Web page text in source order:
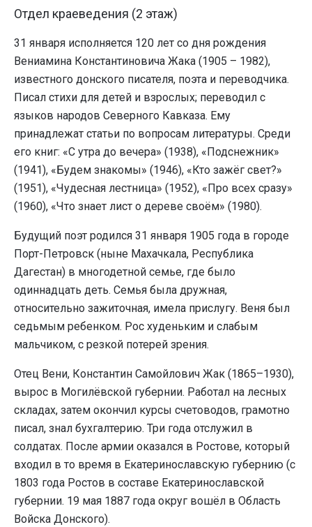
Отдел краеведения (2 этаж)
31 января исполняется 120 лет со дня рождения
Вениамина Константиновича Жака (1905 – 1982),
известного донского писателя, поэта и переводчика.
Писал стихи для детей и взрослых; переводил с
языков народов Северного Кавказа. Ему
принадлежат статьи по вопросам литературы. Среди
его книг: «С утра до вечера» (1938), «Подснежник»
(1941), «Будем знакомы» (1946), «Кто зажёг свет?»
(1951), «Чудесная лестница» (1952), «Про всех сразу»
(1960), «Что знает лист о дереве своём» (1980).
Будущий поэт родился 31 января 1905 года в городе
Порт-Петровск (ныне Махачкала, Республика
Дагестан) в многодетной семье, где было
одиннадцать деть. Семья была дружная,
относительно зажиточная, имела прислугу. Веня был
седьмым ребенком. Рос худеньким и слабым
мальчиком, с резкой потерей зрения.
Отец Вени, Константин Самойлович Жак (1865–1930),
вырос в Могилёвской губернии. Работал на лесных
складах, затем окончил курсы счетоводов, грамотно
писал, знал бухгалтерию. Три года отслужил в
солдатах. После армии оказался в Ростове, который
входил в то время в Екатеринославскую губернию (с
1803 года Ростов в составе Екатеринославской
губернии. 19 мая 1887 года округ вошёл в Область
Войска Донского).